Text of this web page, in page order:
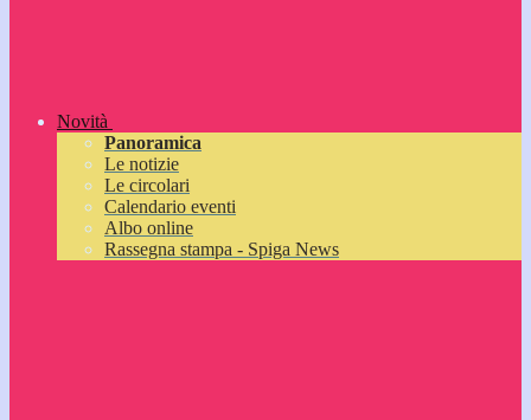
Novità
Panoramica
Le notizie
Le circolari
Calendario eventi
Albo online
Rassegna stampa - Spiga News